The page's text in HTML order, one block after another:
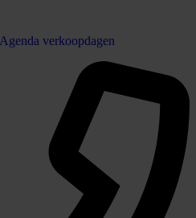
Agenda verkoopdagen